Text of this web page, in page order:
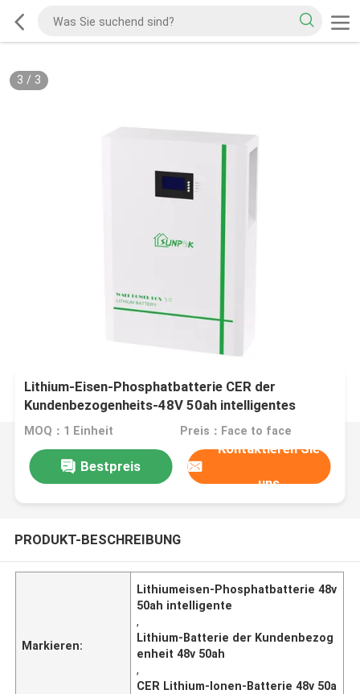
3 / 3
Lithium-Eisen-Phosphatbatterie CER der
Kundenbezogenheits-48V 50ah intelligentes
MOQ：1 Einheit Preis：Face to face
Bestpreis
Kontaktieren Sie
uns
PRODUKT-BESCHREIBUNG
Markieren:
Lithiumeisen-Phosphatbatterie 48v
50ah intelligente
,
Lithium-Batterie der Kundenbezog
enheit 48v 50ah
,
CER Lithium-Ionen-Batterie 48v 50a